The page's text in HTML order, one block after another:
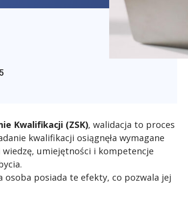
Kwalifikacji (ZSK), walidacja to proces
kwalifikacji osiągnęła wymagane
umiejętności i kompetencje
osoba posiada te efekty, co pozwala jej